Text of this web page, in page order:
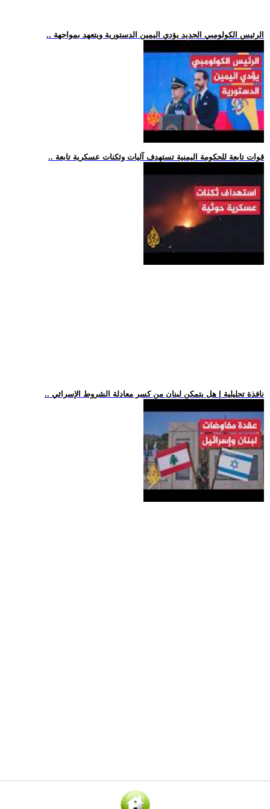
.. الرئيس الكولومبي الجديد يؤدي اليمين الدستورية ويتعهد بمواجهة
.. قوات تابعة للحكومة اليمنية تستهدف آليات وثكنات عسكرية تابعة
.. نافذة تحليلية | هل يتمكن لبنان من كسر معادلة الشروط الإسرائي